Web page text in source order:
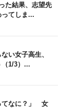
た結果、志望先
てしま...
い女子高生、
（1/3）...
てなに？」 女